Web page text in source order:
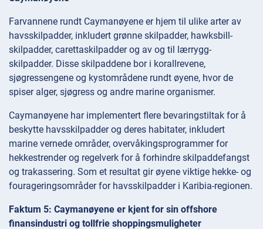
Farvannene rundt Caymanøyene er hjem til ulike arter av
havsskilpadder, inkludert grønne skilpadder, hawksbill-
skilpadder, carettaskilpadder og av og til lærrygg-
skilpadder. Disse skilpaddene bor i korallrevene,
sjøgressengene og kystområdene rundt øyene, hvor de
spiser alger, sjøgress og andre marine organismer.
Caymanøyene har implementert flere bevaringstiltak for å
beskytte havsskilpadder og deres habitater, inkludert
marine vernede områder, overvåkingsprogrammer for
hekkestrender og regelverk for å forhindre skilpaddefangst
og trakassering. Som et resultat gir øyene viktige hekke- og
fourageringsområder for havsskilpadder i Karibia-regionen.
Faktum 5: Caymanøyene er kjent for sin offshore
finansindustri og tollfrie shoppingsmuligheter